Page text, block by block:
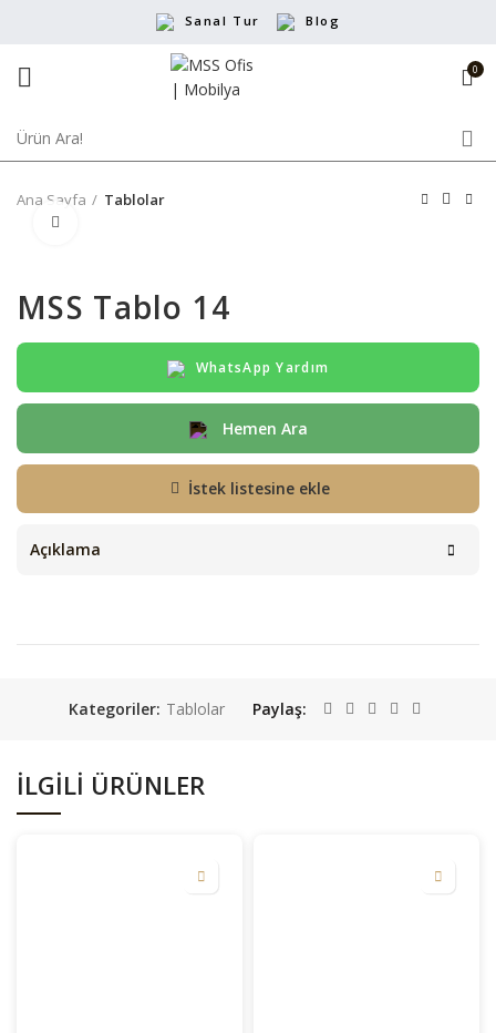
Sanal Tur Blog
0
Ana Sayfa
Tablolar
MSS Tablo 14
WhatsApp Yardım
Hemen Ara
İstek listesine ekle
Açıklama
Kategoriler: Tablolar Paylaş
İLGILI ÜRÜNLER